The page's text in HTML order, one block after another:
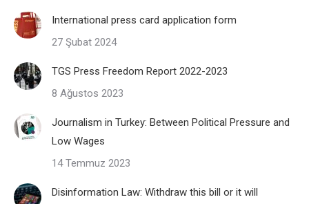
International press card application form
27 Şubat 2024
TGS Press Freedom Report 2022-2023
8 Ağustos 2023
Journalism in Turkey: Between Political Pressure and
Low Wages
14 Temmuz 2023
Disinformation Law: Withdraw this bill or it will